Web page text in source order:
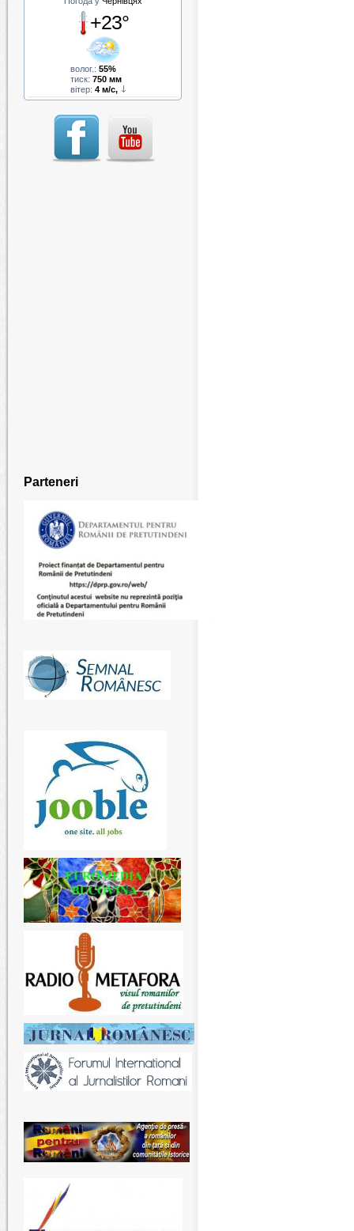
+23°
волог.: 55%
тиск: 750 мм
вітер: 4 м/с,
Parteneri